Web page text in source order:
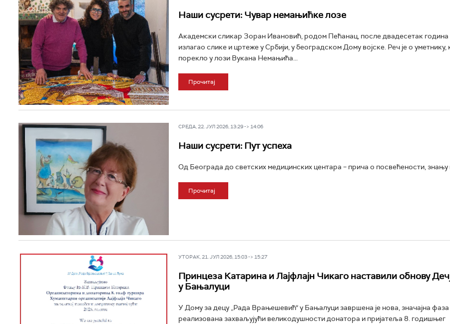
Наши сусрети: Чувар немањићке лозе
Академски сликар Зоран Ивановић, родом Пећанац, после двадесетак година
излагао слике и цртеже у Србији, у београдском Дому војске. Реч је о уметнику,
порекло у лози Вукана Немањића...
Прочитај
СРЕДА, 22. ЈУЛ 2026, 13:29 -> 14:06
Наши сусрети: Пут успеха
Од Београда до светских медицинских центара – прича о посвећености, знању
Прочитај
УТОРАК, 21. ЈУЛ 2026, 15:03 -> 15:27
Принцеза Катарина и Лајфлајн Чикаго наставили обнову
у Бањалуци
У Дому за децу „Рада Врањешевић“ у Бањалуци завршена је нова, значајна
реализована захваљујући великодушности донатора и пријатеља 8. годишњег